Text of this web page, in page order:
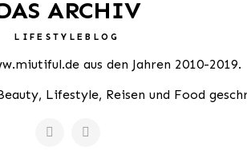
ARCHIV
LIFESTYLEBLOG
aus den Jahren 2010-2019.
Lifestyle, Reisen und Food